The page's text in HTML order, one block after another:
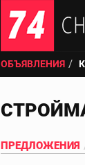
ОБЪЯВЛЕНИЯ
ПРЕДЛОЖЕНИЯ